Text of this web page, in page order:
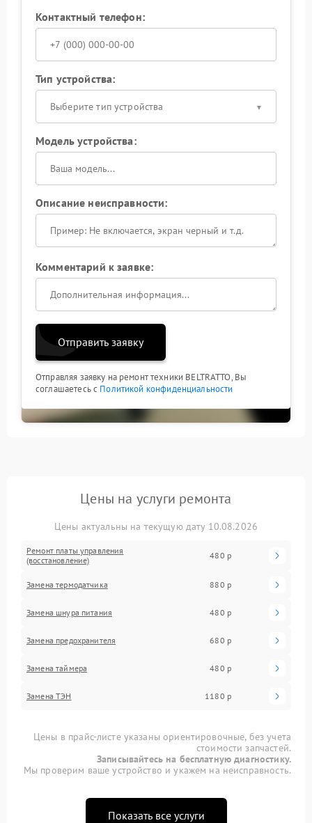
Контактный телефон:
Тип устройства:
Выберите тип устройства
Модель устройства:
Описание неисправности:
Комментарий к заявке:
Отправить заявку
Отправляя заявку на ремонт техники BELTRATTO, Вы
соглашаетесь с Политикой конфиденциальности
Цены на услуги ремонта
Цены актуальны на текущую дату 10.08.2026
Ремонт платы управления
(восстановление)
480 р
Замена термодатчика 880 р
Замена шнура питания 480 р
Замена предохранителя 680 р
Замена таймера 480 р
Замена ТЭН 1180 р
Цены в прайс-листе указаны ориентировочные, без учета
стоимости запчастей.
Записывайтесь на бесплатную диагностику.
Мы проверим ваше устройство и укажем на неисправность.
Показать все услуги